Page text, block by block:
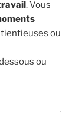
. Vous
ou
ou